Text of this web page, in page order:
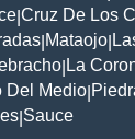
Cruz De Los
Mataojo
La
Del Medio
Sauce